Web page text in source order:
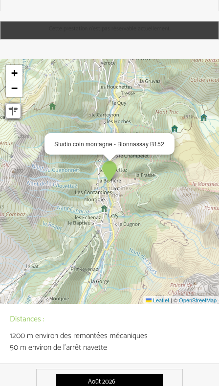
Studio coin montagne - Bionnassay B152
+
−
Leaflet | ©OpenStreetMap
Distances :
1200m environ des remontées mécaniques
50m environ de l'arrêt navette
Août 2026